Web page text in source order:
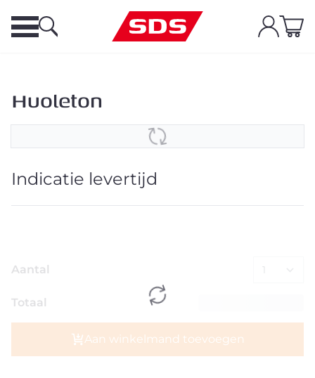
Huoleton
Indicatie levertijd
Aantal
Totaal
Aan winkelmand toevoegen